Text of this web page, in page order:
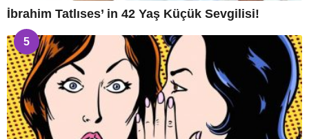
İbrahim Tatlıses’ in 42 Yaş Küçük Sevgilisi!
5